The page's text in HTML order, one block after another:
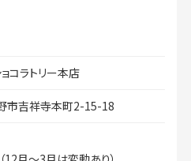
コラトリー本店
市吉祥寺本町2-15-18